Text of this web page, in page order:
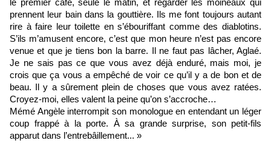
le premier café, seule le matin, et regarder les moineaux qui
prennent leur bain dans la gouttière. Ils me font toujours autant
rire à faire leur toilette en s’ébouriffant comme des diablotins.
S’ils m’amusent encore, c’est que mon heure n’est pas encore
venue et que je tiens bon la barre. Il ne faut pas lâcher, Aglaé.
Je ne sais pas ce que vous avez déjà enduré, mais moi, je
crois que ça vous a empêché de voir ce qu’il y a de bon et de
beau. Il y a sûrement plein de choses que vous avez ratées.
Croyez-moi, elles valent la peine qu’on s’accroche…
Mémé Angèle interrompit son monologue en entendant un léger
coup frappé à la porte. À sa grande surprise, son petit-fils
apparut dans l’entrebâillement... »